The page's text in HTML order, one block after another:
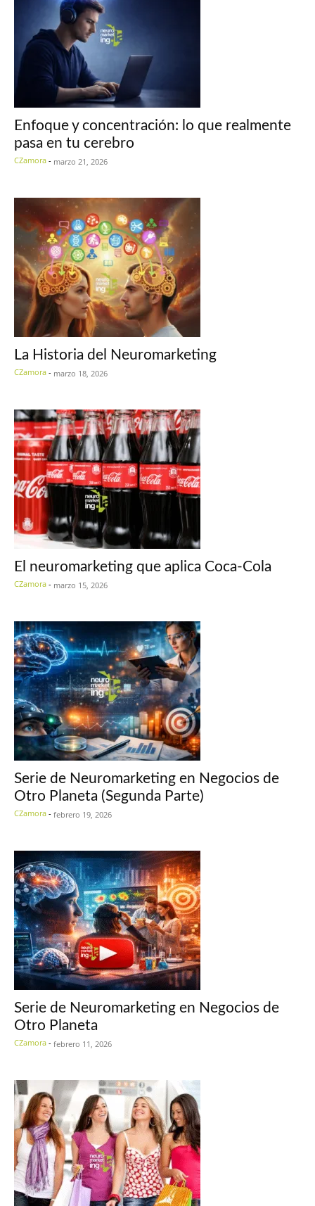
Enfoque y concentración: lo que realmente
pasa en tu cerebro
CZamora - marzo 21, 2026
La Historia del Neuromarketing
CZamora - marzo 18, 2026
El neuromarketing que aplica Coca-Cola
CZamora - marzo 15, 2026
Serie de Neuromarketing en Negocios de
Otro Planeta (Segunda Parte)
CZamora - febrero 19, 2026
Serie de Neuromarketing en Negocios de
Otro Planeta
CZamora - febrero 11, 2026